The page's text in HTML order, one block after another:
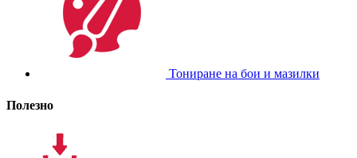
Тониране на бои и мазилки
Полезно